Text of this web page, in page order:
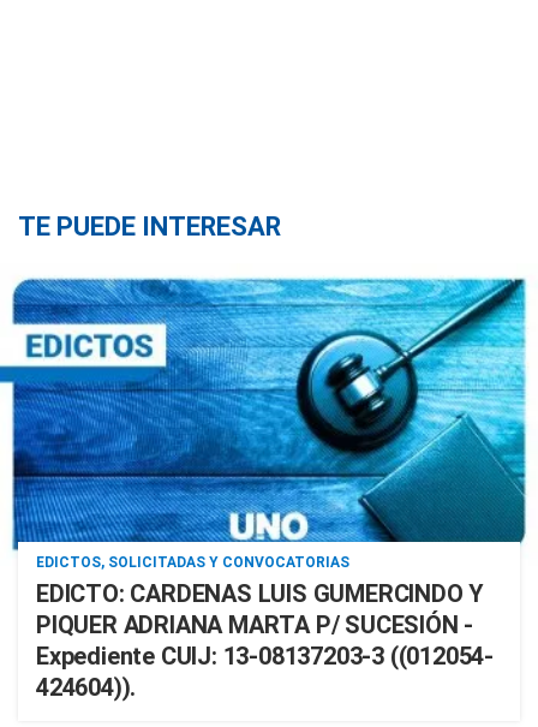
TE PUEDE INTERESAR
EDICTOS, SOLICITADAS Y CONVOCATORIAS
EDICTO: CARDENAS LUIS GUMERCINDO Y
PIQUER ADRIANA MARTA P/ SUCESIÓN -
Expediente CUIJ: 13-08137203-3 ((012054-
424604)).